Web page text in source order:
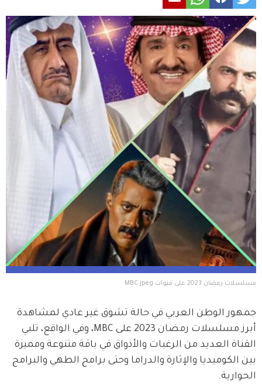
مسلسلات رمضان 2023 على قنوات MBC.jpeg
جمهور الوطن العربي في حالة تشوق غير عادي لمشاهدة
أبرز مسلسلات رمضان 2023 على MBC، وفي الواقع، تلبي
القناة العديد من الرغبات والأذواق في باقة متنوعة ومميزة
بين الكوميديا والإثارة والدراما وحتى برامج الطهي والبرامج
الحوارية.